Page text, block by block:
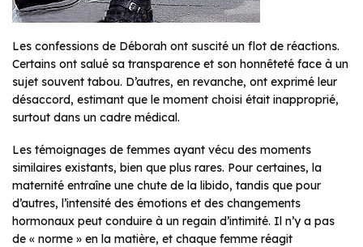
Les confessions de Déborah ont suscité un flot de réactions.
Certains ont salué sa transparence et son honnêteté face à un
sujet souvent tabou. D’autres, en revanche, ont exprimé leur
désaccord, estimant que le moment choisi était inapproprié,
surtout dans un cadre médical.
Les témoignages de femmes ayant vécu des moments
similaires existants, bien que plus rares. Pour certaines, la
maternité entraîne une chute de la libido, tandis que pour
d’autres, l’intensité des émotions et des changements
hormonaux peut conduire à un regain d’intimité. Il n’y a pas
de « norme » en la matière, et chaque femme réagit